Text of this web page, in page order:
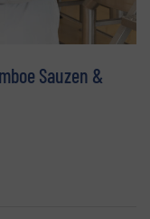
Sauzen &